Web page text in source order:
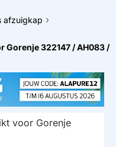
afzuigkap
322147 / AH083 /